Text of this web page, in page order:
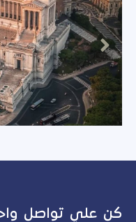
كن علي تواصل